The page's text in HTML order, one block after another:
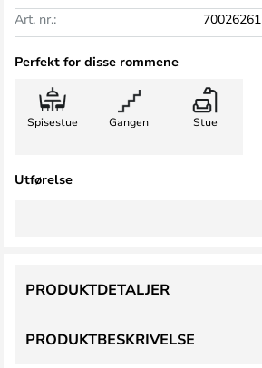
Art. nr.:
70026261
Perfekt for disse rommene
Spisestue Gangen Stue
Utførelse
PRODUKTBESKRIVELSE
PRODUKTDETALJER